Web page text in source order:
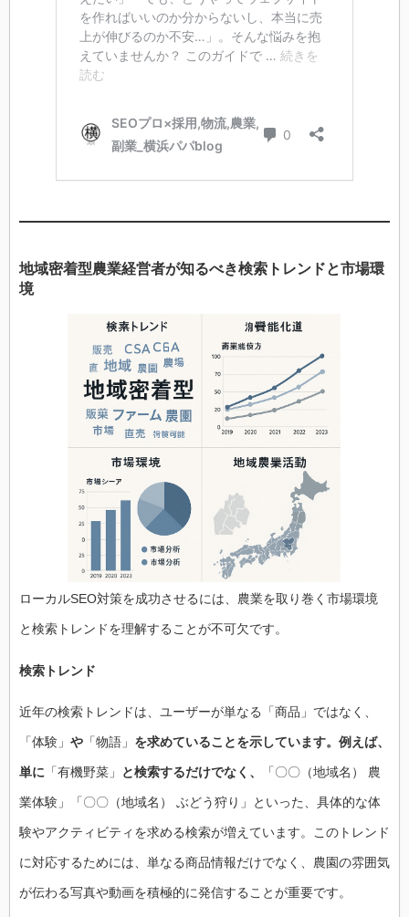
地域密着型農業経営者が知るべき検索トレンドと市場環
境
ローカルSEO対策を成功させるには、農業を取り巻く市場環境
と検索トレンドを理解することが不可欠です。
検索トレンド
近年の検索トレンドは、ユーザーが単なる「商品」ではなく、
「体験」 や 「物語」 を求めていることを示しています。例えば、
単に 「有機野菜」 と検索するだけでなく、 「〇〇（地域名） 農
業体験」「〇〇（地域名） ぶどう狩り」といった、具体的な体
験やアクティビティを求める検索が増えています。このトレンド
に対応するためには、単なる商品情報だけでなく、農園の雰囲気
が伝わる写真や動画を積極的に発信することが重要です。